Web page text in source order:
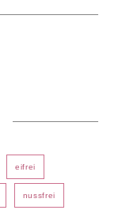
eifrei
nussfrei